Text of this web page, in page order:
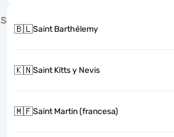
S
🇧🇱Saint Barthélemy
🇰🇳Saint Kitts y Nevis
🇲🇫Saint Martin (francesa)